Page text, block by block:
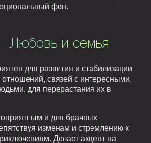
фон.
– Любовь и семья
для развития и стабилизации
отношений, связей с интересными,
для перерастания их в
и для брачных
изменам и стремлению к
Делает акцент на